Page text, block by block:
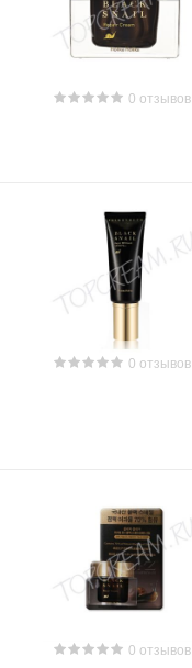
0 отзывов
0 отзывов
0 отзывов